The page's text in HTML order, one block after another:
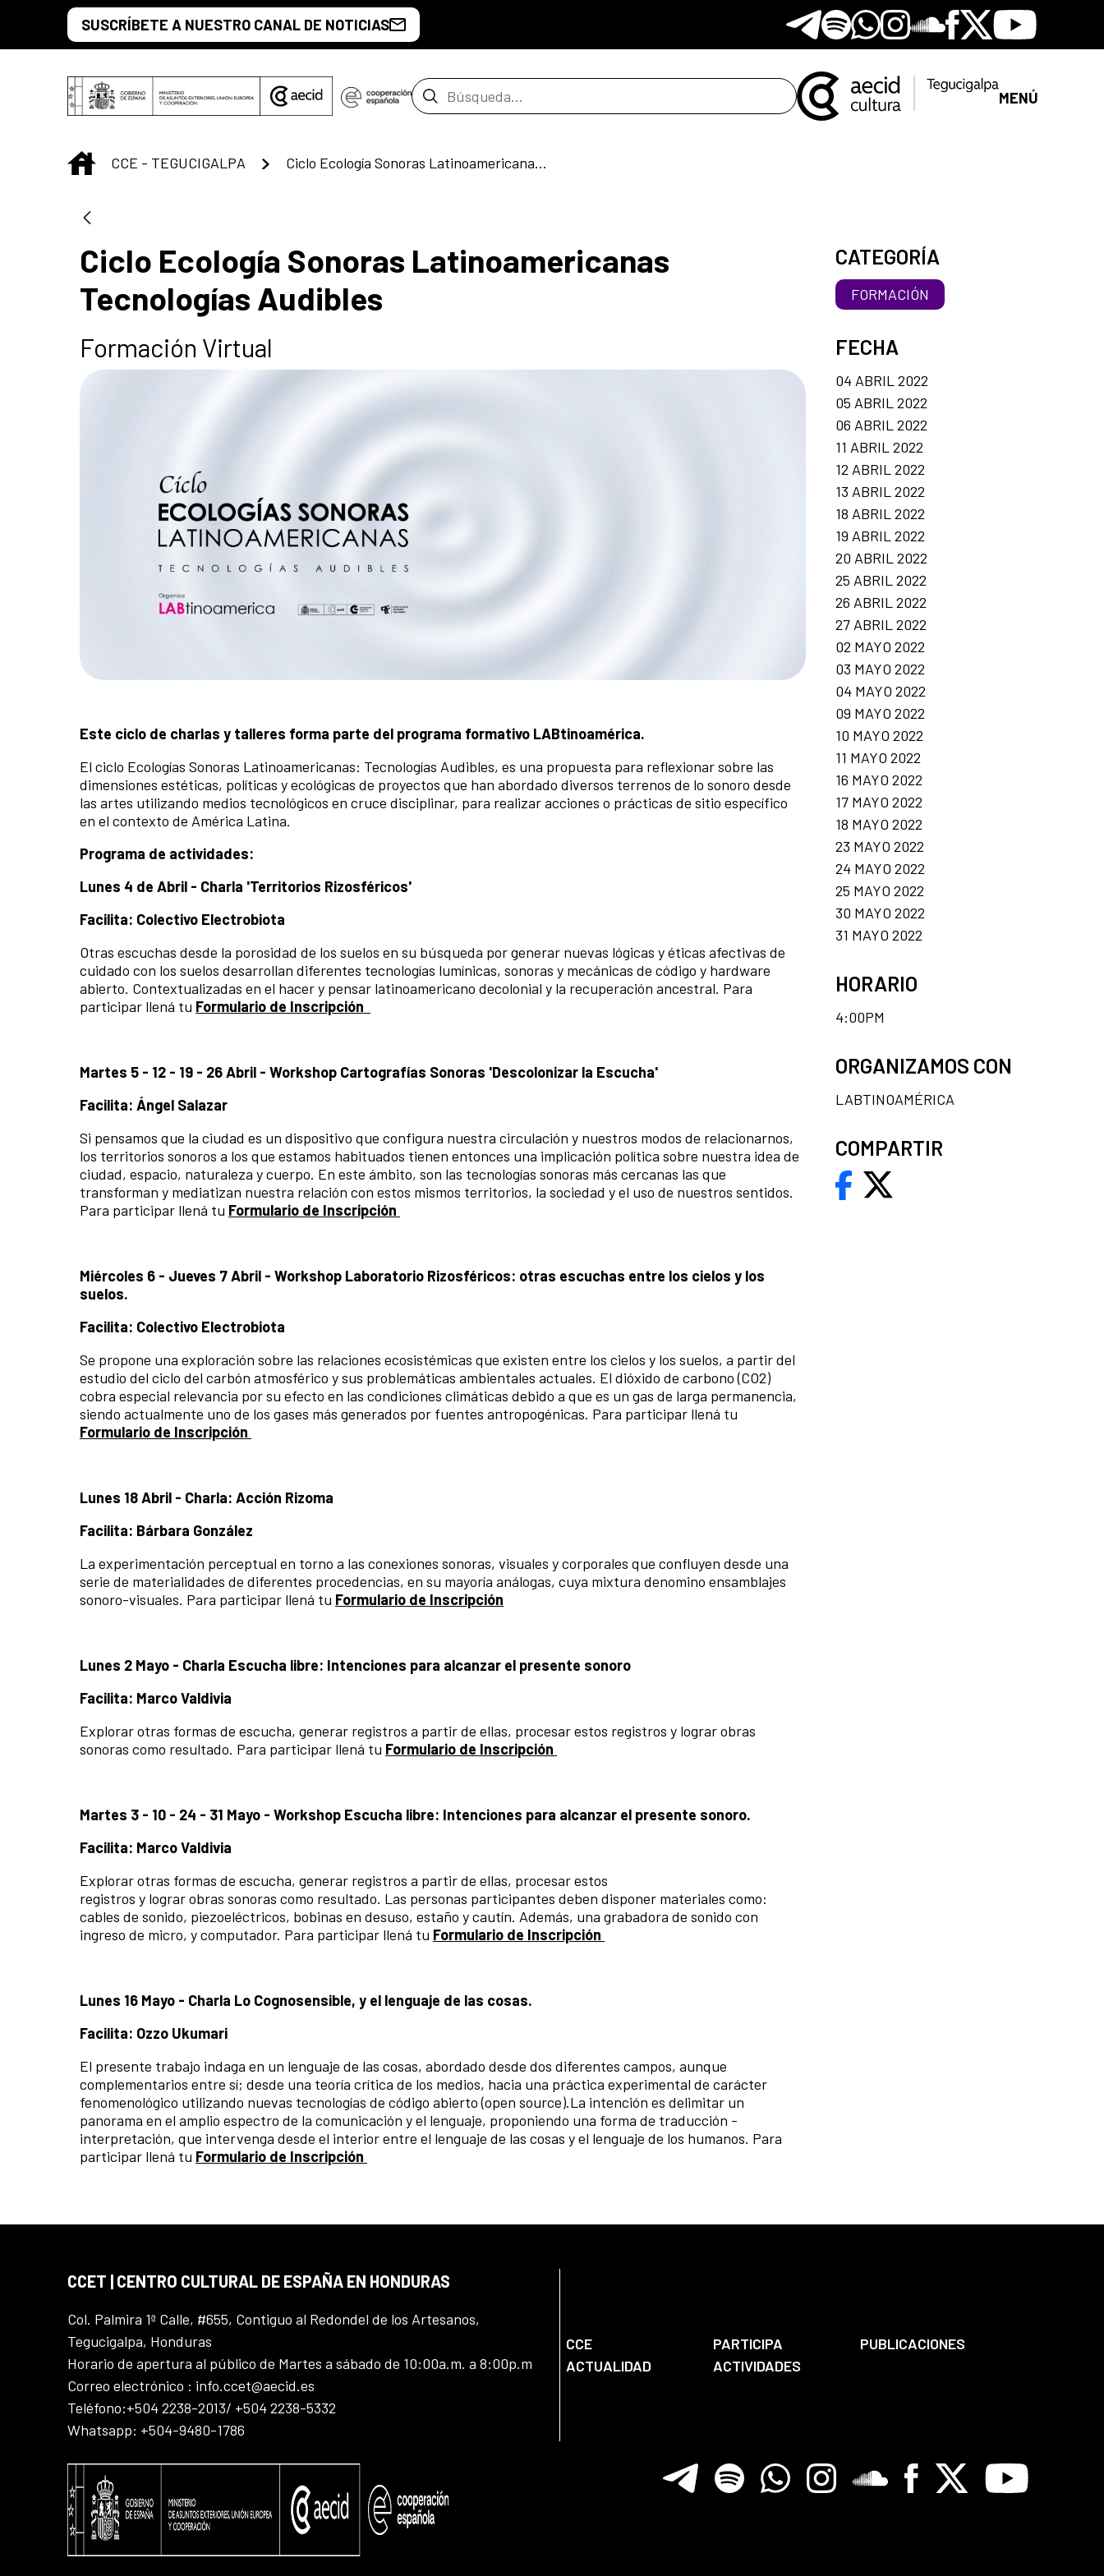
Saltar al contenido principal
SUSCRÍBETE A NUESTRO CANAL DE NOTICIAS Telegram
SpotifyWhatsapp
Instagram
Soundclore
Facebook
X Youtube
Barra de búsqueda MENÚ
INICIO
CCE - TEGUCIGALPA Ciclo Ecología Sonoras Latinoamericanas Tecnologías Audibles
Ciclo Ecología Sonoras Latinoamericanas
Tecnologías Audibles
Formación Virtual
Este ciclo de charlas y talleres forma parte del programa formativo LABtinoamérica.
El ciclo Ecologías Sonoras Latinoamericanas: Tecnologías Audibles, es una propuesta para reflexionar sobre las
dimensiones estéticas, políticas y ecológicas de proyectos que han abordado diversos terrenos de lo sonoro desde
las artes utilizando medios tecnológicos en cruce disciplinar, para realizar acciones o prácticas de sitio específico
en el contexto de América Latina.
Programa de actividades:
Lunes 4 de Abril - Charla 'Territorios Rizosféricos'
Facilita: Colectivo Electrobiota
Otras escuchas desde la porosidad de los suelos en su búsqueda por generar nuevas lógicas y éticas afectivas de
cuidado con los suelos desarrollan diferentes tecnologías lumínicas, sonoras y mecánicas de código y hardware
abierto. Contextualizadas en el hacer y pensar latinoamericano decolonial y la recuperación ancestral. Para
participar llená tu Formulario de Inscripción
Martes 5 - 12 - 19 - 26 Abril - Workshop Cartografías Sonoras 'Descolonizar la Escucha'
Facilita: Ángel Salazar
Si pensamos que la ciudad es un dispositivo que configura nuestra circulación y nuestros modos de relacionarnos,
los territorios sonoros a los que estamos habituados tienen entonces una implicación política sobre nuestra idea de
ciudad, espacio, naturaleza y cuerpo. En este ámbito, son las tecnologías sonoras más cercanas las que
transforman y mediatizan nuestra relación con estos mismos territorios, la sociedad y el uso de nuestros sentidos.
Para participar llená tu Formulario de Inscripción
Miércoles 6 - Jueves 7 Abril - Workshop Laboratorio Rizosféricos: otras escuchas entre los cielos y los
suelos.
Facilita: Colectivo Electrobiota
Se propone una exploración sobre las relaciones ecosistémicas que existen entre los cielos y los suelos, a partir del
estudio del ciclo del carbón atmosférico y sus problemáticas ambientales actuales. El dióxido de carbono (CO2)
cobra especial relevancia por su efecto en las condiciones climáticas debido a que es un gas de larga permanencia,
siendo actualmente uno de los gases más generados por fuentes antropogénicas. Para participar llená tu
Formulario de Inscripción
Lunes 18 Abril - Charla: Acción Rizoma
Facilita: Bárbara González
La experimentación perceptual en torno a las conexiones sonoras, visuales y corporales que confluyen desde una
serie de materialidades de diferentes procedencias, en su mayoría análogas, cuya mixtura denomino ensamblajes
sonoro-visuales. Para participar llená tu Formulario de Inscripción
Lunes 2 Mayo - Charla Escucha libre: Intenciones para alcanzar el presente sonoro
Facilita: Marco Valdivia
Explorar otras formas de escucha, generar registros a partir de ellas, procesar estos registros y lograr obras
sonoras como resultado. Para participar llená tu Formulario de Inscripción
Martes 3 - 10 - 24 - 31 Mayo - Workshop Escucha libre: Intenciones para alcanzar el presente sonoro.
Facilita: Marco Valdivia
Explorar otras formas de escucha, generar registros a partir de ellas, procesar estos
registros y lograr obras sonoras como resultado. Las personas participantes deben disponer materiales como:
cables de sonido, piezoeléctricos, bobinas en desuso, estaño y cautín. Además, una grabadora de sonido con
ingreso de micro, y computador. Para participar llená tu Formulario de Inscripción
Lunes 16 Mayo - Charla Lo Cognosensible, y el lenguaje de las cosas.
Facilita: Ozzo Ukumari
El presente trabajo indaga en un lenguaje de las cosas, abordado desde dos diferentes campos, aunque
complementarios entre sí; desde una teoría crítica de los medios, hacia una práctica experimental de carácter
fenomenológico utilizando nuevas tecnologías de código abierto (open source).La intención es delimitar un
panorama en el amplio espectro de la comunicación y el lenguaje, proponiendo una forma de traducción -
interpretación, que intervenga desde el interior entre el lenguaje de las cosas y el lenguaje de los humanos. Para
participar llená tu Formulario de Inscripción
CATEGORÍA
FORMACIÓN
FECHA
04 ABRIL 2022
05 ABRIL 2022
06 ABRIL 2022
11 ABRIL 2022
12 ABRIL 2022
13 ABRIL 2022
18 ABRIL 2022
19 ABRIL 2022
20 ABRIL 2022
25 ABRIL 2022
26 ABRIL 2022
27 ABRIL 2022
02 MAYO 2022
03 MAYO 2022
04 MAYO 2022
09 MAYO 2022
10 MAYO 2022
11 MAYO 2022
16 MAYO 2022
17 MAYO 2022
18 MAYO 2022
23 MAYO 2022
24 MAYO 2022
25 MAYO 2022
30 MAYO 2022
31 MAYO 2022
HORARIO
4:00PM
ORGANIZAMOS CON
LABTINOAMÉRICA
COMPARTIR
CCET | CENTRO CULTURAL DE ESPAÑA EN HONDURAS
Col. Palmira 1ª Calle, #655, Contiguo al Redondel de los Artesanos,
Tegucigalpa, Honduras
Horario de apertura al público de Martes a sábado de 10:00a.m. a 8:00p.m
Correo electrónico : info.ccet@aecid.es
Teléfono:+504 2238-2013/ +504 2238-5332
Whatsapp: +504-9480-1786
CCE PARTICIPA
PUBLICACIONES
ACTUALIDAD
ACTIVIDADES
TelegramSpotify WhatsappInstagramSoundcloreFacebook
X Youtube